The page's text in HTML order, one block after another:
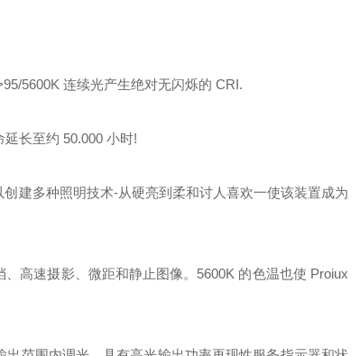
5600K 连续光产生绝对无闪烁的 CRI.
长至约 50.000 小时!
建多种照明技术-从硬亮到柔和讨人喜欢一使该装置成为
高速摄影、微距和静止图像。5600K 的色温也使 Proiux